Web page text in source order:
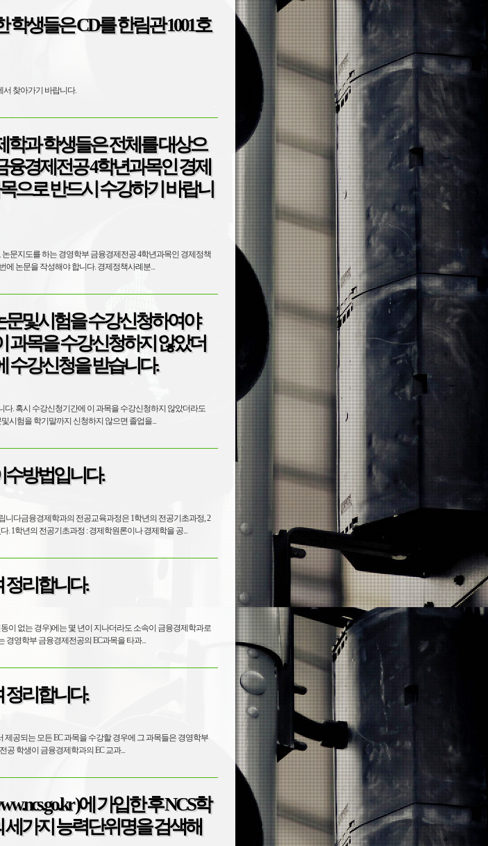
학생들은 CD를 한림관 1001호
서 찾아가기 바랍니다.
들은 전체를 대상으
제전공 4학년과목인 경제
으로 반드시 수강하기 바랍니
문지도를 하는 경영학부 금융경제전공 4학년과목인 경제정책
에 논문을 작성해야 합니다. 경제정책사례분...
문및시험을 수강신청하여야
과목을 수강신청하지 않았더
수강신청을 받습니다.
. 혹시 수강신청기간에 이 과목을 수강신청하지 않았더라도
시험을 학기말까지 신청하지 않으면 졸업을...
수방법입니다.
다금융경제학과의 전공교육과정은 1학년의 전공기초과정, 2
. 1학년의 전공기초과정 : 경제학원론이나 경제학을 공...
정리합니다.
이 없는 경우)에는 몇 년이 지나더라도 소속이 금융경제학과로
영학부 금융경제전공의 EC과목을 타과...
정리합니다.
공되는 모든 EC 과목을 수강할 경우에 그 과목들은 경영학부
공 학생이 금융경제학과의 EC 교과...
)에 가입한 후 NCS학
가지 능력단위명을 검색해